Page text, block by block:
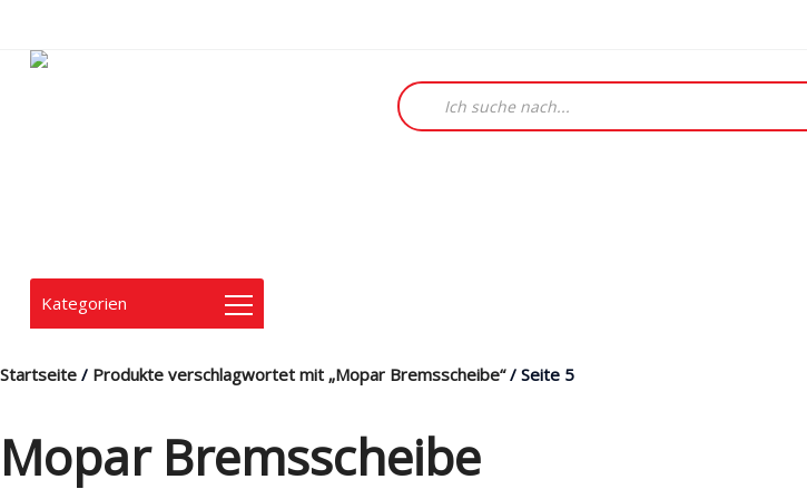
Products
search
Kategorien
Startseite / Produkte verschlagwortet mit „Mopar Bremsscheibe“/ Seite 5
Mopar Bremsscheibe